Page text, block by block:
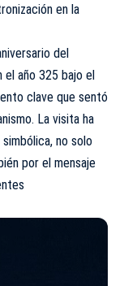
en la
del
el año 325 bajo el
clave que sentó
La visita ha
no solo
por el mensaje